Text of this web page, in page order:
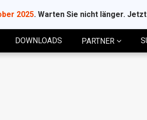
2025. Warten Sie nicht länger.
DOWNLOADS PARTNER